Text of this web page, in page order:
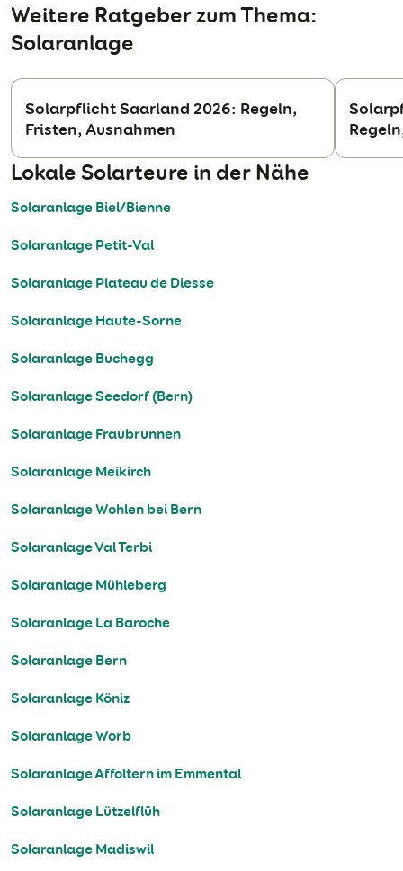
Weitere Ratgeber zum Thema:
Solaranlage
Solarpflicht Saarland 2026: Regeln,
Fristen, Ausnahmen
Lokale Solarteure in der Nähe
Solaranlage Biel/Bienne
Solaranlage Petit-Val
Solaranlage Plateau de Diesse
Solaranlage Haute-Sorne
Solaranlage Buchegg
Solaranlage Seedorf (Bern)
Solaranlage Fraubrunnen
Solaranlage Meikirch
Solaranlage Wohlen bei Bern
Solaranlage Val Terbi
Solaranlage Mühleberg
Solaranlage La Baroche
Solaranlage Bern
Solaranlage Köniz
Solaranlage Worb
Solaranlage Affoltern im Emmental
Solaranlage Lützelflüh
Solaranlage Madiswil